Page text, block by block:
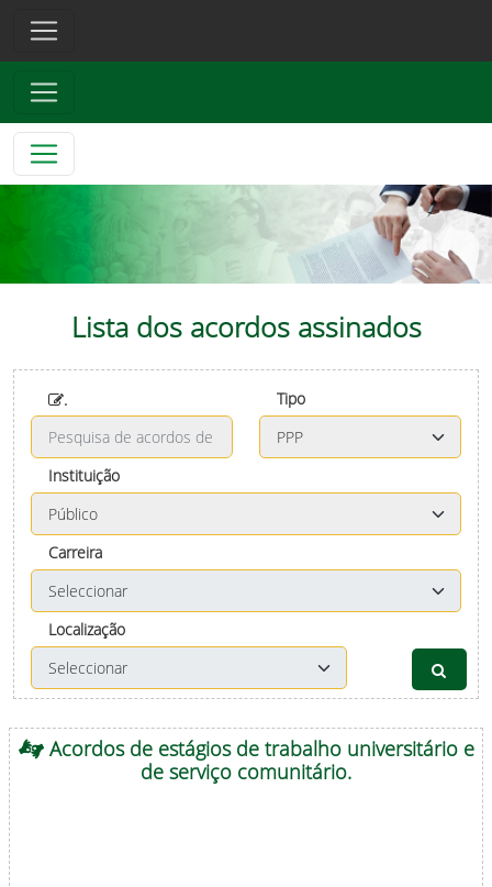
Lista dos acordos assinados
. Tipo
Instituição
Carreira
Localização
Acordos de estágios de trabalho universitário e
de serviço comunitário.